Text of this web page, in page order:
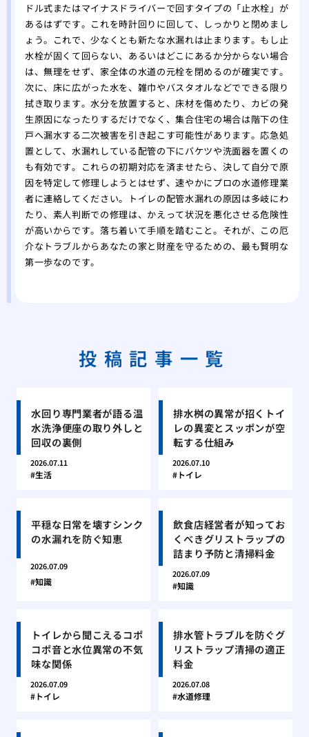
ドル式またはマイナスドライバーで回すタイプの「止水栓」が
あるはずです。これを時計回りに回して、しっかりと閉めまし
ょう。これで、少なくとも新たな水漏れは止まります。もし止
水栓が固くて回らない、あるいはどこにあるか分からない場合
は、無理をせず、家全体の水道の元栓を閉めるのが確実です。
次に、床に広がった水を、雑巾やバスタオルなどでできる限り
拭き取ります。水分を放置すると、床材を傷めたり、カビの発
生原因になったりするだけでなく、集合住宅の場合は階下の住
戸へ漏水する二次被害を引き起こす可能性があります。応急処
置として、水漏れしている配管の下にバケツや洗面器を置くの
も有効です。これらの初期対応を済ませたら、決して自分で原
因を特定して修理しようとはせず、速やかにプロの水道修理業
者に連絡してください。トイレの配管水漏れの原因は多岐にわ
たり、素人判断での修理は、かえって状況を悪化させる危険性
が高いからです。落ち着いて手順を踏むこと。それが、この厄
介なトラブルからあなたの家と財産を守るための、最も賢明な
第一歩なのです。
投稿記事一覧
水回り専門業者が語る温
水洗浄便座の取り外しと
回収の裏側
2026.07.11
生活
排水桝の異常が招くトイ
レの異変とスッポンが空
転する仕組み
2026.07.10
トイレ
平穏な日常を壊すシンク
の水漏れを防ぐ知恵
2026.07.09
知識
飲食店経営者が知ってお
くべきグリストラップの
詰まり予防と清掃料金
2026.07.09
知識
トイレから聞こえるコポ
コポ音と水位異常の不気
味な関係
2026.07.09
トイレ
排水管トラブルを防ぐグ
リストラップ清掃の適正
料金
2026.07.08
水道修理